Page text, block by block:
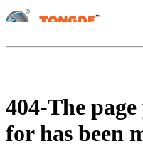
404-The
for has been